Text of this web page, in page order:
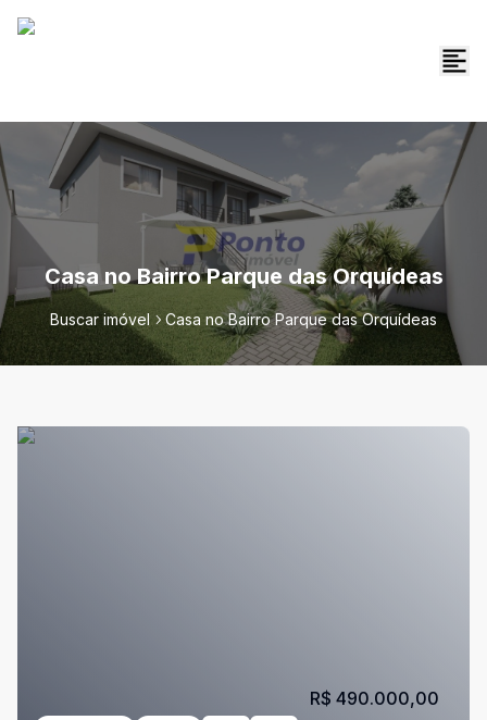
Casa no Bairro Parque das Orquídeas
Buscar imóvel Casa no Bairro Parque das Orquídeas
R$ 490.000,00